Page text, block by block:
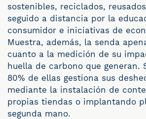
sostenibles, reciclados,
seguido a distancia por la
consumidor e iniciativas de
Muestra, además, la senda
cuanto a la medición de su
huella de carbono que generan.
80% de ellas gestiona sus
mediante la instalación de
propias tiendas o implantando
segunda mano.